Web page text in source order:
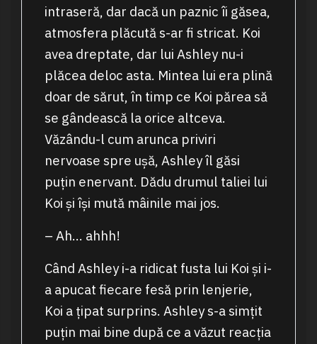
intraseră, dar dacă un paznic îi găsea,
atmosfera plăcută s-ar fi stricat. Koi
avea dreptate, dar lui Ashley nu-i
plăcea deloc asta. Mintea lui era plină
doar de sărut, în timp ce Koi părea să
se gândească la orice altceva.
Văzându-l cum arunca priviri
nervoase spre ușă, Ashley îl găsi
puțin enervant. Dădu drumul taliei lui
Koi și își mută mâinile mai jos.
– Ah… ahhh!
Când Ashley i-a ridicat fusta lui Koi și i-
a apucat fiecare fesă prin lenjerie,
Koi a țipat surprins. Ashley s-a simțit
puțin mai bine după ce a văzut reacția